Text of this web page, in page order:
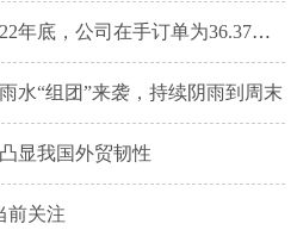
单为36.37亿元（不含税），详情请见公司2022年年度报告
水“组团”来袭，持续阴雨到周末
显我国外贸韧性
前关注